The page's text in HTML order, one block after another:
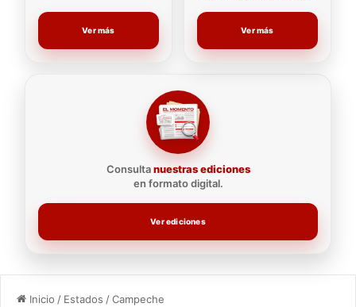
Ver más
Consultanuestras ediciones
en formato digital.
Ver ediciones
Ver más
Inicio / Estados /Campeche